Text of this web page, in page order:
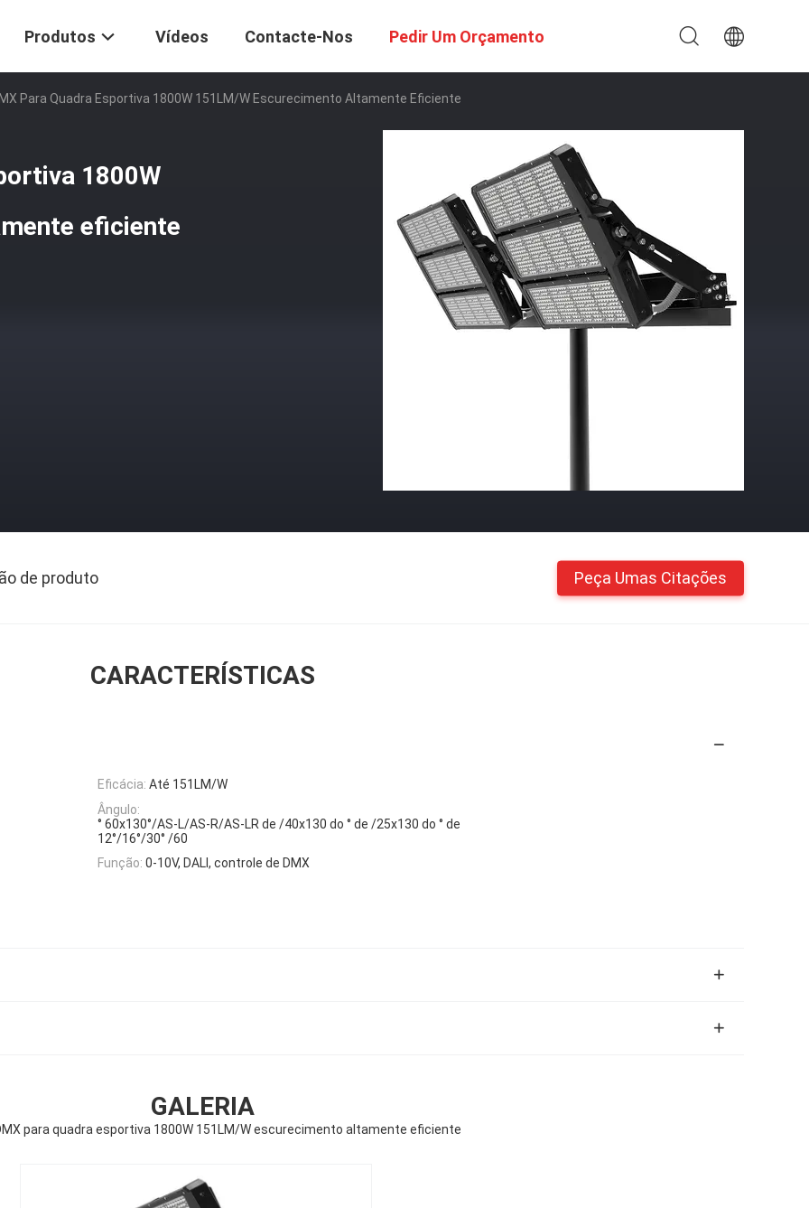
Produtos Vídeos Contacte-Nos Pedir Um Orçamento
Para Quadra Esportiva 1800W 151LM/W Escurecimento Altamente Eficiente
1800W
eficiente
de produto Peça Umas Citações
CARACTERÍSTICAS
Eficácia: Até 151LM/W
Ângulo:
° 60x130°/AS-L/AS-R/AS-LR de /40x130 do ° de /25x130 do ° de
12°/16°/30° /60
Função: 0-10V, DALI, controle de DMX
GALERIA
para quadra esportiva 1800W 151LM/W escurecimento altamente eficiente